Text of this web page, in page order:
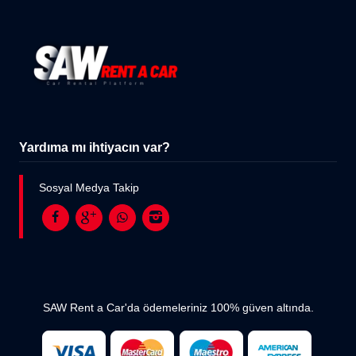
Yardıma mı ihtiyacın var?
Sosyal Medya Takip
SAW Rent a Car'da ödemeleriniz 100% güven altında.